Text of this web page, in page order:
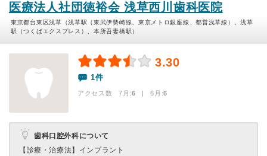
医療法人社団徳裕会 浅草西川歯科医院
東京都台東区浅草（浅草駅（東武伊勢崎線、東京メトロ銀座線、都営浅草線）、浅草
駅（つくばエクスプレス）、本所吾妻橋駅）
3.30
1件
アクセス数 7月:6 | 6月:6
歯科口腔外科について
【診療・治療法】 インプラント